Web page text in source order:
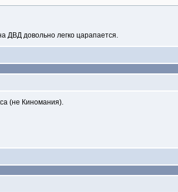
ДВД довольно легко царапается.
(не Киномания).